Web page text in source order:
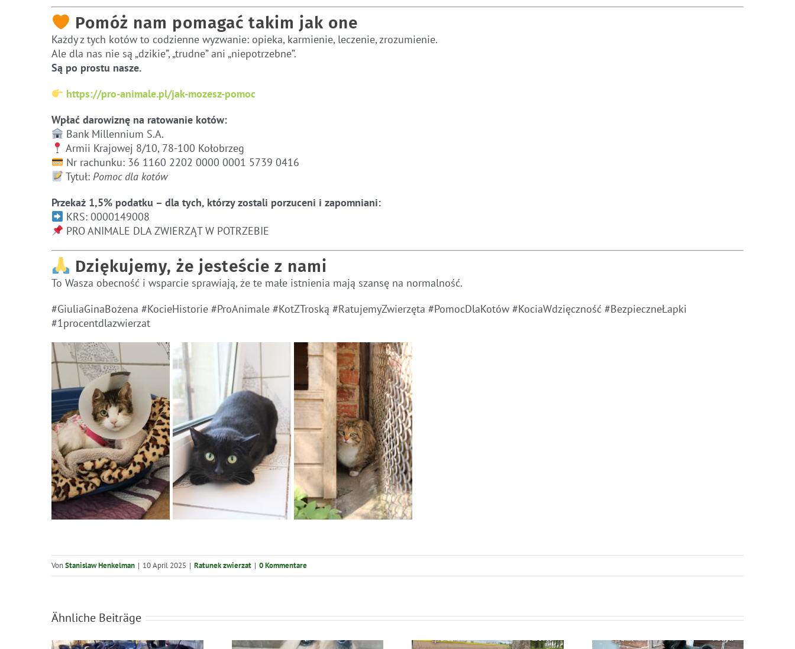
Pomóż nam pomagać takim jak one
Każdy z tych kotów to codzienne wyzwanie: opieka, karmienie, leczenie, zrozumienie.
Ale dla nas nie są „dzikie”, „trudne” ani „niepotrzebne”.
Są po prostu nasze.
https://pro-animale.pl/jak-mozesz-pomoc
Wpłać darowiznę na ratowanie kotów:
Bank Millennium S.A.
Armii Krajowej 8/10, 78-100 Kołobrzeg
Nr rachunku: 36 1160 2202 0000 0001 5739 0416
Tytuł:Pomoc dla kotów
Przekaż 1,5% podatku – dla tych, którzy zostali porzuceni i zapomniani:
KRS: 0000149008
PRO ANIMALE DLA ZWIERZĄT W POTRZEBIE
Dziękujemy, że jesteście z nami
To Wasza obecność i wsparcie sprawiają, że te małe istnienia mają szansę na normalność.
#GiuliaGinaBożena #KocieHistorie #ProAnimale #KotZTroską #RatujemyZwierzęta #PomocDlaKotów #KociaWdzięczność #BezpieczneŁapki
#1procentdlazwierzat
VonStanislaw Henkelman | 10 April 2025 | Ratunek zwierzat | 0 Kommentare
Ähnliche Beiträge